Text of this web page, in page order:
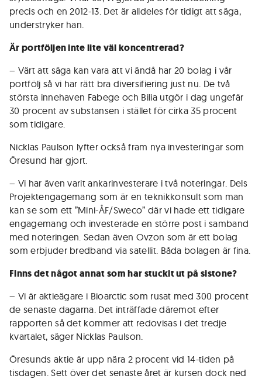
precis och en 2012-13. Det är alldeles för tidigt att säga,
understryker han.
Är portföljen inte lite väl koncentrerad?
– Värt att säga kan vara att vi ändå har 20 bolag i vår
portfölj så vi har rätt bra diversifiering just nu. De två
största innehaven Fabege och Bilia utgör i dag ungefär
30 procent av substansen i stället för cirka 35 procent
som tidigare.
Nicklas Paulson lyfter också fram nya investeringar som
Öresund har gjort.
– Vi har även varit ankarinvesterare i två noteringar. Dels
Projektengagemang som är en teknikkonsult som man
kan se som ett ”Mini-ÅF/Sweco” där vi hade ett tidigare
engagemang och investerade en större post i samband
med noteringen. Sedan även Ovzon som är ett bolag
som erbjuder bredband via satellit. Båda bolagen är fina.
Finns det något annat som har stuckit ut på sistone?
– Vi är aktieägare i Bioarctic som rusat med 300 procent
de senaste dagarna. Det inträffade däremot efter
rapporten så det kommer att redovisas i det tredje
kvartalet, säger Nicklas Paulson.
Öresunds aktie är upp nära 2 procent vid 14-tiden på
tisdagen. Sett över det senaste året är kursen dock ned